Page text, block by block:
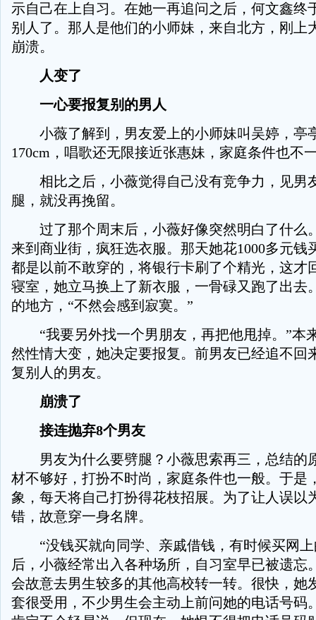
示自己在上自习。在她一再追问之后，何文鑫终
别人了。那人是他们的小师妹，来自北方，刚上
崩溃。
人变了
一心要报复别的男人
小薇了解到，男友爱上的小师妹叫吴婷，亭
170cm，唱歌还无限接近张惠妹，家庭条件也不
相比之后，小薇觉得自己没有竞争力，见男
腿，就没再挽留。
过了那个周末后，小薇好像突然明白了什么
来到商业街，疯狂选衣服。那天她花1000多元钱
都是以前不敢穿的，将银行卡刷了个精光，这才
寝室，她立马换上了新衣服，一骨碌又跑了出去
的地方，“不然会感到寂寞。”
“我要另外找一个男朋友，再把他甩掉。”本
然性情大变，她决定要报复。前男友已经追不回
复别人的男友。
崩溃了
接连抛弃8个男友
男友为什么要劈腿？小薇思索再三，总结的
材不够好，打扮不时尚，家庭条件也一般。于是
象，每天将自己打扮得花枝招展。为了让人误以
错，故意穿一身名牌。
“没钱买就向同学、亲戚借钱，有时候买网上
后，小薇经常出入各种场所，自习室早已被遗忘
会故意去男生较多的其他高校转一转。很快，她
套很受用，不少男生会主动上前问她的电话号码